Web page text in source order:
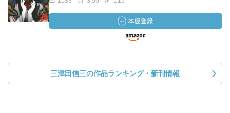
三津田信三の作品ランキング・新刊情報